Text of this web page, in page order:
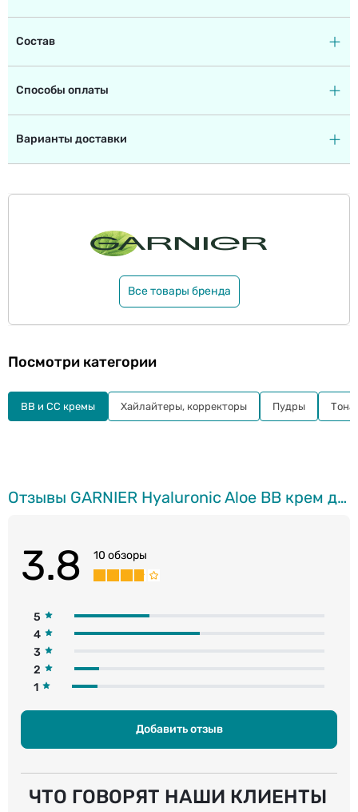
Состав
Способы оплаты
Варианты доставки
Все товары бренда
Отзывы GARNIER Hyaluronic Aloe BB крем для жирной, комбинированной кожии, 50мл
3.8 10 обзоры
5
4
3
2
1
Добавить отзыв
ЧТО ГОВОРЯТ НАШИ КЛИЕНТЫ
Посмотри категории
BB и СС кремы Хайлайтеры, корректоры Пудры